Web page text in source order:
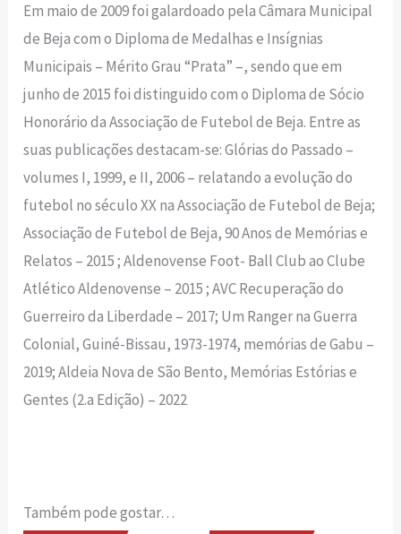
Em maio de 2009 foi galardoado pela Câmara Municipal
de Beja com o Diploma de Medalhas e Insígnias
Municipais – Mérito Grau “Prata” –, sendo que em
junho de 2015 foi distinguido com o Diploma de Sócio
Honorário da Associação de Futebol de Beja. Entre as
suas publicações destacam-se: Glórias do Passado –
volumes I, 1999, e II, 2006 – relatando a evolução do
futebol no século XX na Associação de Futebol de Beja;
Associação de Futebol de Beja, 90 Anos de Memórias e
Relatos – 2015 ; Aldenovense Foot- Ball Club ao Clube
Atlético Aldenovense – 2015 ; AVC Recuperação do
Guerreiro da Liberdade – 2017; Um Ranger na Guerra
Colonial, Guiné-Bissau, 1973-1974, memórias de Gabu –
2019; Aldeia Nova de São Bento, Memórias Estórias e
Gentes (2.a Edição) – 2022
Também pode gostar…